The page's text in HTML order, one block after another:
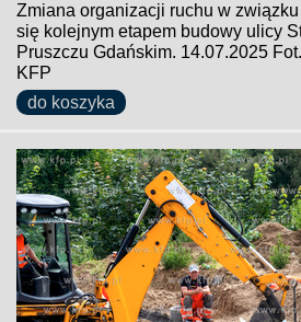
Zmiana organizacji ruchu w
się kolejnym etapem budowy ulicy
Pruszczu Gdańskim. 14.07.2025
KFP
do koszyka